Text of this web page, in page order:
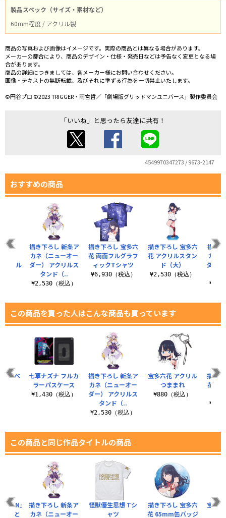
製品スペック（サイズ・素材など）
60mm程度 / アクリル製
商品の写真および画像はイメージです。実際の商品とは異なる場合があります。
メーカーの都合により、商品のデザイン・仕様・発売日などは予告なく変更となる場
合があります。
商品の詳細につきましては、各メーカー様にお問い合わせください。
画像・テキストの無断転載、及びそれに準ずる行為を一切禁止いたします。
©円谷プロ ©2023 TRIGGER・雨宮哲／「劇場版グリッドマンユニバース」製作委員会
「いいね」と思ったら友達に共有！
4549970347273 / 9673-2147
おすすめの商品
描き下ろし 宝多六
花 両面フルグラフ
ィックTシャツ
¥6,930（税込）
描き下ろし 宝多六
花 アクリルスタン
ド（大）
¥2,530（税込）
描き
カネ
ダー
ン
クリル
描き下ろし 新条ア
カネ（ニューオー
ダー） アクリルス
タンド（..
¥2,530（税込）
この商品を買った人はこんな商品も買っています
描き下ろし 新条ア
カネ（ニューオー
ダー） アクリルス
タンド（..
¥2,530（税込）
宝多六花 アクリル
つままれ
¥880（税込）
描き
花 ア
タペ
七草ナズナ フルカ
ラーパスケース
¥1,430（税込）
この商品と同じ作品タイトルの商品
怪獣優生思想 Tシ
ャツ
描き下ろし 宝多六
花 65mm缶バッジ
宝多
』
っと
描き下ろし 新条ア
カネ（ニューオー